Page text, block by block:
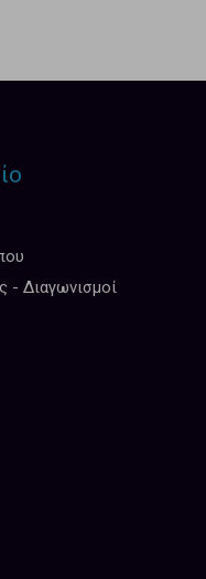
- Διαγωνισμοί